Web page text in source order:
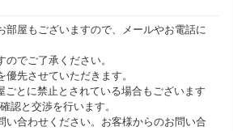
屋もございますので、メールやお電話に
でご了承ください。
先させていただきます。
とに禁止とされている場合もございます
認と交渉を行います。
合わせください。お客様からのお問い合